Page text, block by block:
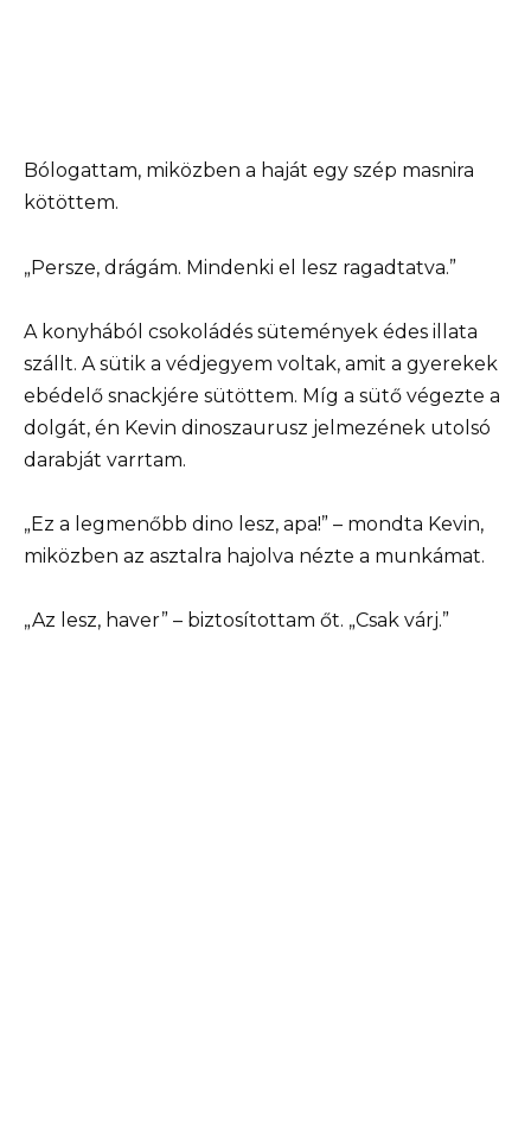
Bólogattam, miközben a haját egy szép masnira
kötöttem.
„Persze, drágám. Mindenki el lesz ragadtatva.”
A konyhából csokoládés sütemények édes illata
szállt. A sütik a védjegyem voltak, amit a gyerekek
ebédelő snackjére sütöttem. Míg a sütő végezte a
dolgát, én Kevin dinoszaurusz jelmezének utolsó
darabját varrtam.
„Ez a legmenőbb dino lesz, apa!” – mondta Kevin,
miközben az asztalra hajolva nézte a munkámat.
„Az lesz, haver” – biztosítottam őt. „Csak várj.”